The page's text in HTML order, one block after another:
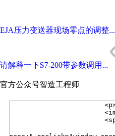
EJA压力变送器现场零点的调整...
请解释一下S7-200带参数调用...
官方公众号智造工程师